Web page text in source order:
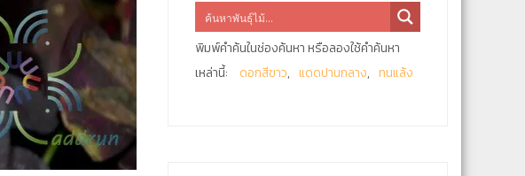
พิมพ์คำค้นในช่องค้นหา หรือลองใช้คำค้นหา
เหล่านี้:
ดอกสีขาว แดดปานกลาง ทนแล้ง